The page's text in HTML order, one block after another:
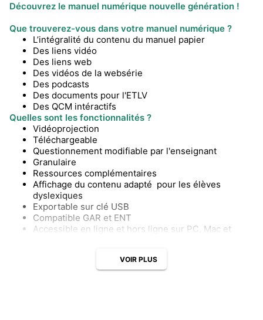
Découvrez le manuel numérique nouvelle génération !
Que trouverez-vous dans votre manuel numérique ?
L’intégralité du contenu du manuel papier
Des liens vidéo
Des liens web
Des vidéos de la websérie
Des podcasts
Des documents pour l'ETLV
Des QCM intéractifs
Quelles sont les fonctionnalités ?
Vidéoprojection
Téléchargeable
Questionnement modifiable par l'enseignant
Granulaire
Ressources complémentaires
Affichage du contenu adapté pour les élèves
dyslexiques
Exportable sur clé USB
Compatible GAR et ENT
Accessible en ligne et hors ligne sur PC, Mac et
VOIR PLUS